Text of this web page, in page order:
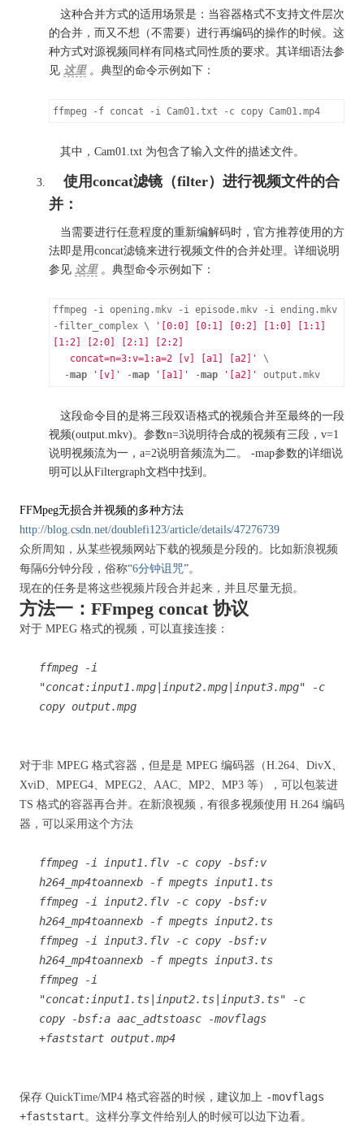
这种合并方式的适用场景是：当容器格式不支持文件层次
的合并，而又不想（不需要）进行再编码的操作的时候。这
种方式对源视频同样有同格式同性质的要求。其详细语法参
见 这里。典型的命令示例如下：
ffmpeg -f concat -i Cam01.txt -c copy Cam01.mp4
其中，Cam01.txt 为包含了输入文件的描述文件。
使用concat滤镜（filter）进行视频文件的合
并：
当需要进行任意程度的重新编解码时，官方推荐使用的方
法即是用concat滤镜来进行视频文件的合并处理。详细说明
参见 这里。典型命令示例如下：
ffmpeg -i opening.mkv -i episode.mkv -i ending.mkv
-filter_complex \
'[0:0] [0:1] [0:2] [1:0] [1:1]
[1:2] [2:0] [2:1] [2:2]
   concat=n=3:v=1:a=2 [v] [a1] [a2]'
\
  -
map '[v]' -map '[a1]' -map '[a2]' output.mkv
这段命令目的是将三段双语格式的视频合并至最终的一段
视频(output.mkv)。参数n=3说明待合成的视频有三段，v=1
说明视频流为一，a=2说明音频流为二。 -map参数的详细说
明可以从Filtergraph文档中找到。
FFMpeg无损合并视频的多种方法
http://blog.csdn.net/doublefi123/article/details/47276739
众所周知，从某些视频网站下载的视频是分段的。比如新浪视频
每隔6分钟分段，俗称“6分钟诅咒”。
现在的任务是将这些视频片段合并起来，并且尽量无损。
方法一：FFmpeg concat 协议
对于 MPEG 格式的视频，可以直接连接：
ffmpeg -i
"concat:input1.mpg|input2.mpg|input3.mpg" -c
copy output.mpg
对于非 MPEG 格式容器，但是是 MPEG 编码器（H.264、DivX、
XviD、MPEG4、MPEG2、AAC、MP2、MP3 等），可以包装进
TS 格式的容器再合并。在新浪视频，有很多视频使用 H.264 编码
器，可以采用这个方法
ffmpeg -i input1.flv -c copy -bsf:v
h264_mp4toannexb -f mpegts input1.ts
ffmpeg -i input2.flv -c copy -bsf:v
h264_mp4toannexb -f mpegts input2.ts
ffmpeg -i input3.flv -c copy -bsf:v
h264_mp4toannexb -f mpegts input3.ts
ffmpeg -i
"concat:input1.ts|input2.ts|input3.ts" -c
copy -bsf:a aac_adtstoasc -movflags
+faststart output.mp4
保存 QuickTime/MP4 格式容器的时候，建议加上 -movflags
+faststart。这样分享文件给别人的时候可以边下边看。